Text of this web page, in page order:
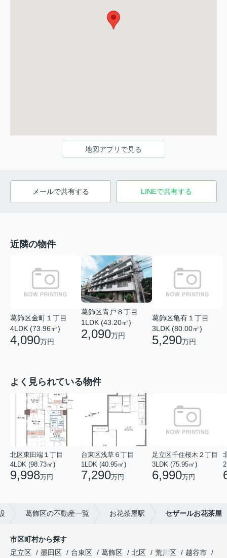
地図アプリで見る
メールで共有する LINEで共有する
近隣の物件
葛飾区金町１丁目
4LDK (73.96㎡)
4,090万円
葛飾区青戸８丁目
1LDK (43.20㎡)
2,090万円
葛飾区亀有１丁目
3LDK (80.00㎡)
5,290万円
よく見られている物件
北区東田端１丁目
4LDK (98.73㎡)
9,998万円
台東区浅草６丁目
1LDK (40.95㎡)
7,290万円
足立区千住桜木２丁目
3LDK (75.95㎡)
6,990万円
葛飾区の不動産一覧 お花茶屋駅 セザールお花茶屋
市区町村から探す
足立区
墨田区 台東区 葛飾区 北区 荒川区
越谷市